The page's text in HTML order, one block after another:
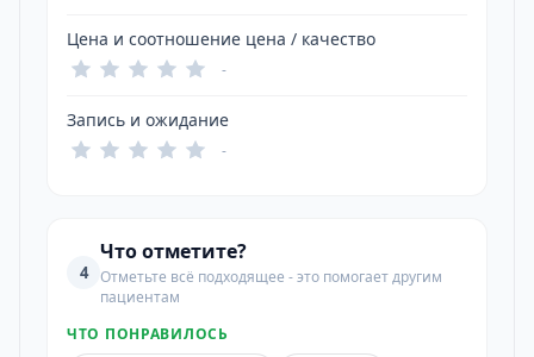
Цена и соотношение цена / качество
-
Запись и ожидание
-
4
Что отметите?
Отметьте всё подходящее - это помогает другим
пациентам
ЧТО ПОНРАВИЛОСЬ